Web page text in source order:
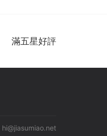
滿五星好評
hi@jiasumiao.net